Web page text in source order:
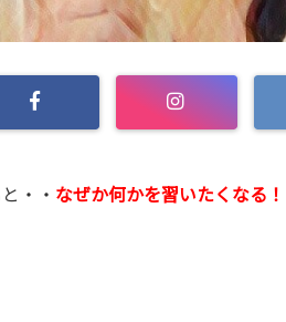
・・ なぜか何かを習いたくなる！